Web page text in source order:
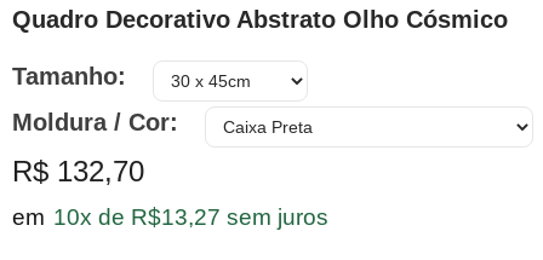
Quadro Decorativo Abstrato Olho Cósmico
Tamanho
Moldura / Cor
R$ 132,70
em 10x de R$13,27 sem juros